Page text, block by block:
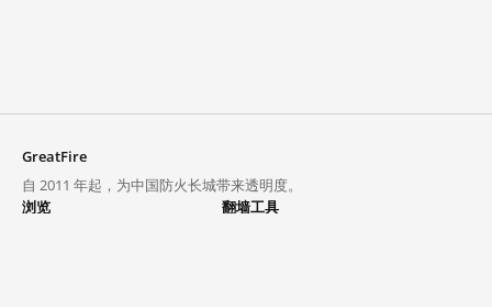
GreatFire
自 2011 年起，为中国防火长城带来透明度。
浏览
翻墙工具